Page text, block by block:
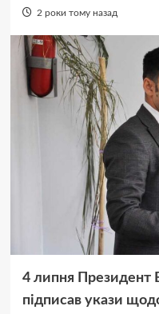
2 роки тому назад
4 липня Президент
підписав укази